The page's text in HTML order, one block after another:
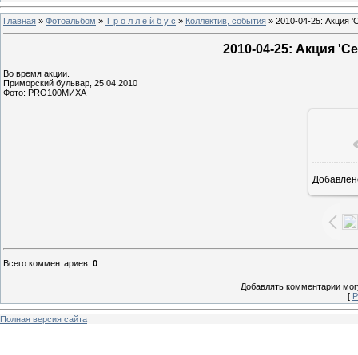
Главная » Фотоальбом » Т р о л л е й б у с » Коллектив, события » 2010-04-25: Акция
2010-04-25: Акция
Во время акции.
Приморский бульвар, 25.04.2010
Фото: PRO100МИХА
Всего комментариев: 0
Добавлять комментарии
[
Полная версия сайта